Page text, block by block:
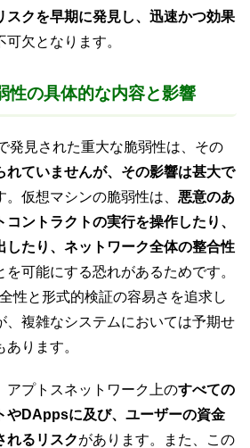
スクを早期に発見し、迅速かつ効果
可欠となります。
性の具体的な内容と影響
発見された重大な脆弱性は、その
れていませんが、その影響は甚大で
。仮想マシンの脆弱性は、 悪意のあ
ントラクトの実行を操作したり、
したり、ネットワーク全体の整合性
を可能にする恐れがあるためです。
性と形式的検証の容易さを追求し
、複雑なシステムにおいては予期せ
ります。
アプトスネットワーク上のすべての
やDAppsに及び、ユーザーの資金
れるリスクがあります。また、この